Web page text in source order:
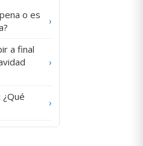
o es
›
a final
›
›